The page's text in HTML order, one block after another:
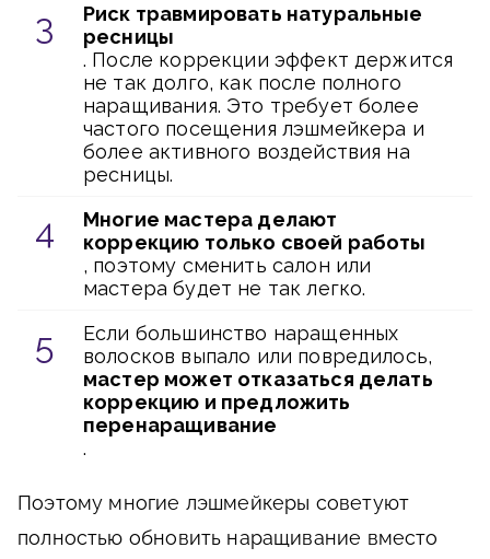
Риск травмировать натуральные
ресницы
. После коррекции эффект держится
не так долго, как после полного
наращивания. Это требует более
частого посещения лэшмейкера и
более активного воздействия на
ресницы.
Многие мастера делают
коррекцию только своей работы
, поэтому сменить салон или
мастера будет не так легко.
Если большинство наращенных
волосков выпало или повредилось,
мастер может отказаться делать
коррекцию и предложить
перенаращивание
.
Поэтому многие лэшмейкеры советуют
полностью обновить наращивание вместо